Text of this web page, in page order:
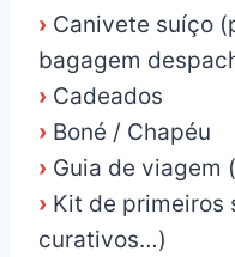
› Canivete suíço
bagagem
› Cadeados
› Boné / Chapéu
› Guia de viagem
› Kit de primeiros
curativos…)